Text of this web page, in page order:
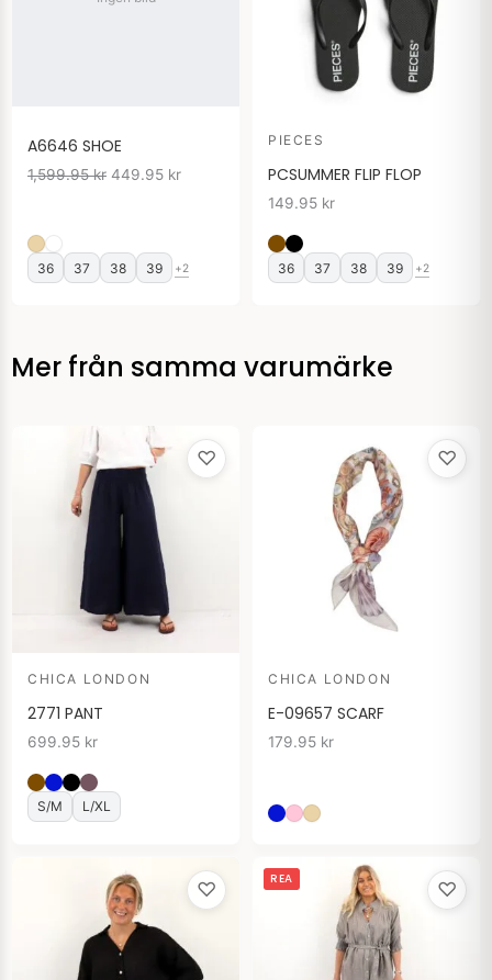
A6646 SHOE
1,599.95kr 449.95 kr
36 37 38 39 +2
PIECES
PCSUMMER FLIP FLOP
149.95 kr
36 37 38 39 +2
Mer från samma varumärke
♡
CHICA LONDON
2771 PANT
699.95 kr
S/M L/XL
♡
CHICA LONDON
E-09657 SCARF
179.95 kr
♡ ♡
REA
Det
ursprungliga
priset
var:
749.95 kr.
nuvarande
priset